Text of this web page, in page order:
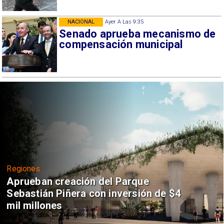
Ayer A Las 9:35
Senado aprueba mecanismo de
compensación municipal
NACIONAL
Regiones
Aprueban creación del Parque
Sebastián Piñera con inversión de $4
mil millones